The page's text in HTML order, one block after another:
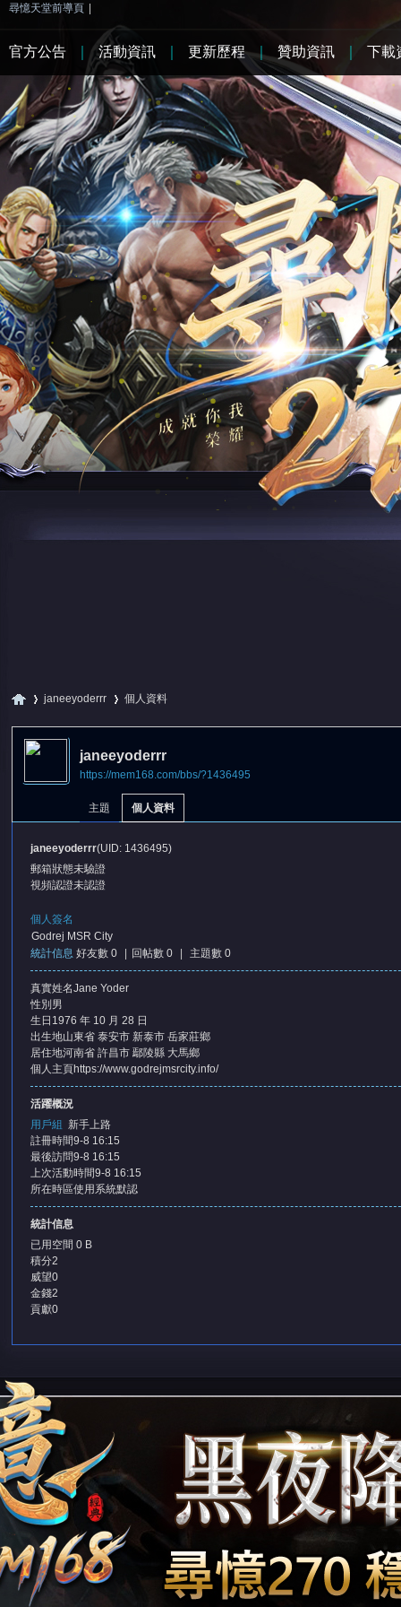
尋憶天堂前導頁
janeeyoderrr
›
個人資料
janeeyoderrr
https://mem168.com/bbs/?1436495
主題 個人資料
janeeyoderrr(UID: 1436495)
郵箱狀態未驗證
視頻認證未認證
個人簽名
Godrej MSR City
統計信息 好友數 0 回帖數 0 主題數 0
真實姓名Jane Yoder
性別 男
生日 1976 年 10 月 28 日
出生地山東省 泰安市 新泰市 岳家莊鄉
居住地河南省 許昌市 鄢陵縣 大馬鄉
個人主頁https://www.godrejmsrcity.info/
活躍概況
用戶組
新手上路
註冊時間9-8 16:15
最後訪問9-8 16:15
上次活動時間9-8 16:15
所在時區使用系統默認
統計信息
已用空間 0 B
積分2
威望0
金錢2
貢獻0